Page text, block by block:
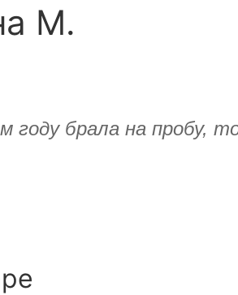
М.
году брала на пробу,